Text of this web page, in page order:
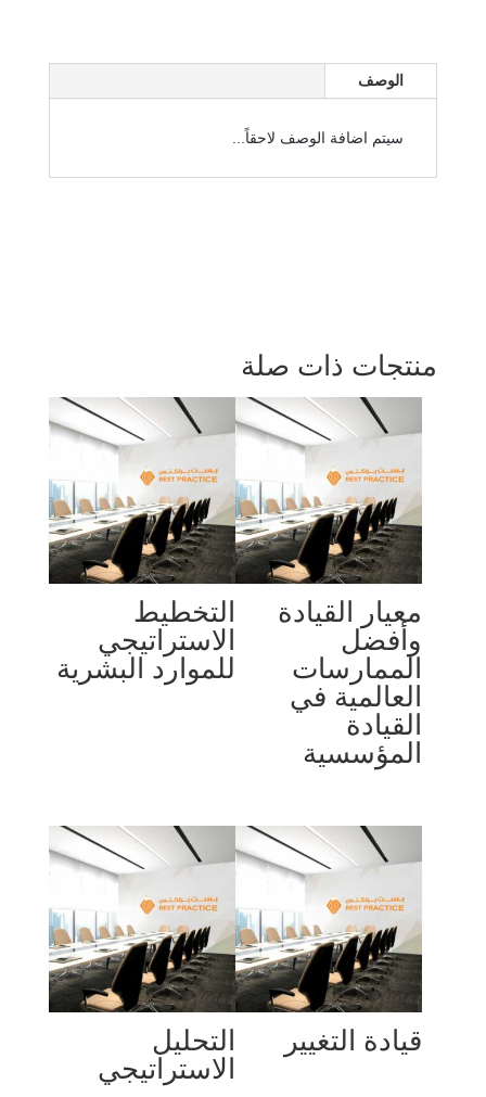
الوصف
سيتم اضافة الوصف لاحقاً...
منتجات ذات صلة
معيار القيادة
وأفضل
الممارسات
العالمية في
القيادة
المؤسسية
التخطيط
الاستراتيجي
للموارد البشرية
قيادة التغيير
التحليل
الاستراتيجي